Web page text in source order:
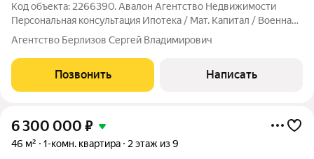
Код объекта: 2266390. Авалон Агентство Недвижимости
Персональная консультация Ипотека / Мат. Капитал / Военная
ипотека Юр.Сопровождение Квартира с ремонтом и мебелью
в мкр Радужный. Идеальный вариант для тех, кто ищет
полностью готовую для жизни
Агентство Берлизов Сергей Владимирович
Позвонить Написать
6 300 000 ₽
46 м² 1-комн. квартира 2 этаж из 9